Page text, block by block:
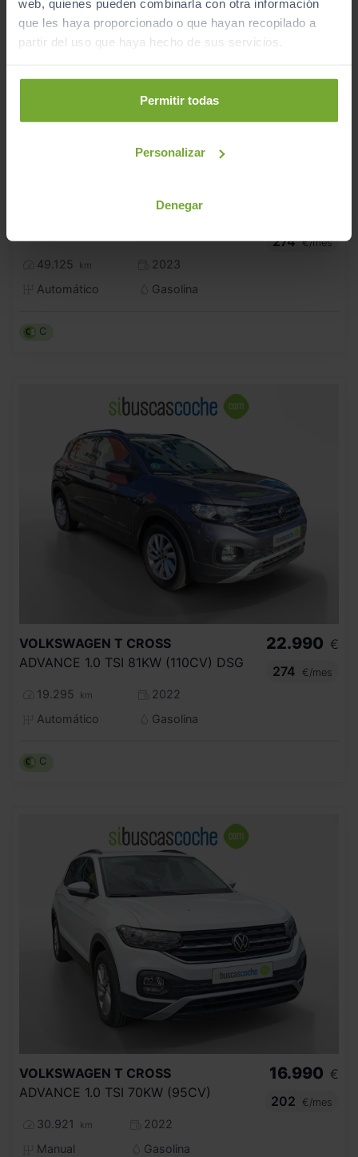
web, quienes pueden combinarla con otra información
que les haya proporcionado o que hayan recopilado a
partir del uso que haya hecho de sus servicios.
Permitir todas
Personalizar
Denegar
T CROSS
49.125 km
2023
Automático
Gasolina
274 €/mes
C
VOLKSWAGEN T CROSS
ADVANCE 1.0 TSI 81KW (110CV) DSG
19.295 km
2022
Automático
Gasolina
22.990 €
274
€/mes
C
VOLKSWAGEN T CROSS
ADVANCE 1.0 TSI 70KW (95CV)
30.921 km
2022
Manual
Gasolina
16.990 €
202
€/mes